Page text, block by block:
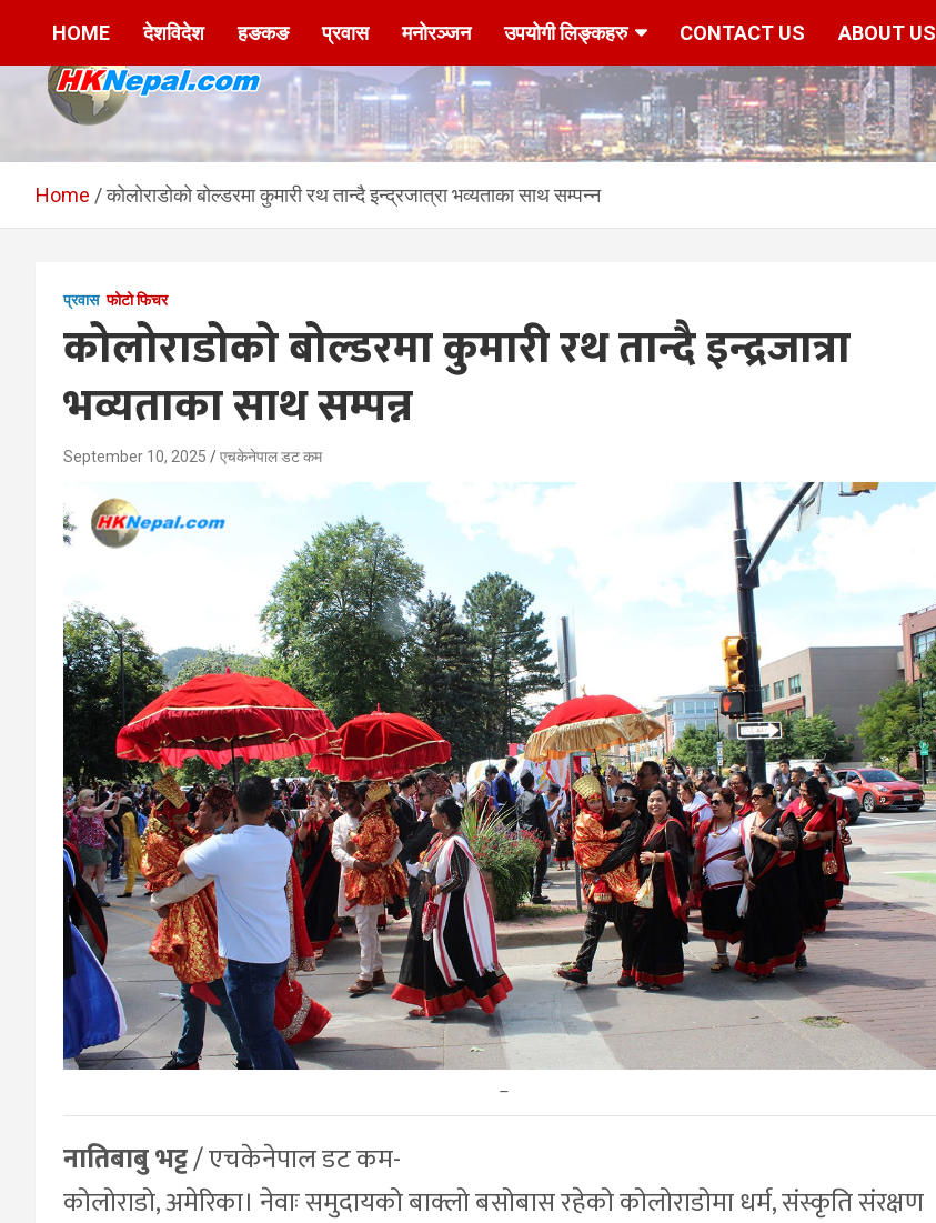
HKNepal.com –
हङकङबाट सञ्चालित पहिलो
नेपाली अनलाईन पत्रिका
hknepal, hknepal.com, hk nepal, hk nepal com
HOME देशविदेश हङकङ प्रवास मनोरञ्जन उपयोगी लिङ्कहरु CONTACT US ABOUT US
Home कोलोराडोको बोल्डरमा कुमारी रथ तान्दै इन्द्रजात्रा भव्यताका साथ सम्पन्न
प्रवास फोटो फिचर
कोलोराडोको बोल्डरमा कुमारी रथ तान्दै इन्द्रजात्रा
भव्यताका साथ सम्पन्न
September 10, 2025 एचकेनेपाल डट कम
–
नातिबाबु भट्ट/ एचकेनेपाल डट कम-
कोलोराडो, अमेरिका। नेवाः समुदायको बाक्लो बसोबास रहेको कोलोराडोमा धर्म, संस्कृति संरक्षण